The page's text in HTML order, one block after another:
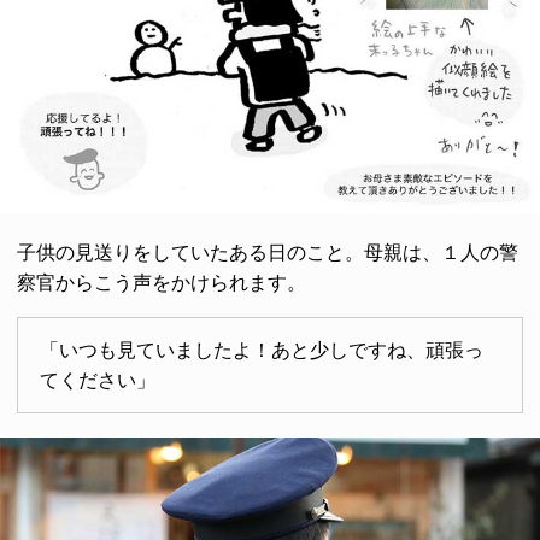
子供の見送りをしていたある日のこと。母親は、１人の警
察官からこう声をかけられます。
「いつも見ていましたよ！あと少しですね、頑張っ
てください」